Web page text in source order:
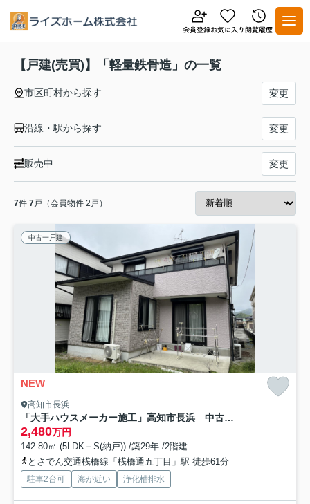
【戸建(売買)】「軽量鉄骨造」の一覧
市区町村から探す 変更
沿線・駅から探す 変更
販売中 変更
7件 7戸（会員物件 2戸）
中古一戸建
NEW
高知市長浜
「大手ハウスメーカー施工」高知市長浜 中古一戸建て
2,480万円
142.80㎡ (5LDK＋S(納戸)) /築29年 /2階建
とさでん交通桟橋線「桟橋通五丁目」駅 徒歩61分
駐車2台可 海が近い 浄化槽排水